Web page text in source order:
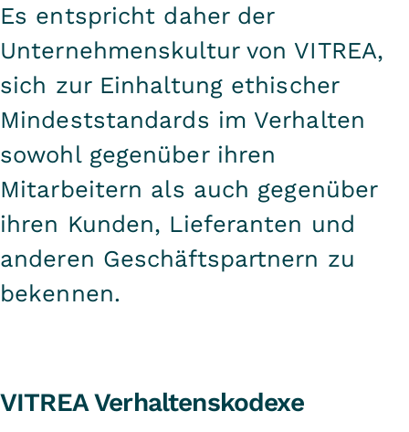
Es entspricht daher der
Unternehmenskultur von VITREA,
sich zur Einhaltung ethischer
Mindeststandards im Verhalten
sowohl gegenüber ihren
Mitarbeitern als auch gegenüber
ihren Kunden, Lieferanten und
anderen Geschäftspartnern zu
bekennen.
VITREA Verhaltenskodexe